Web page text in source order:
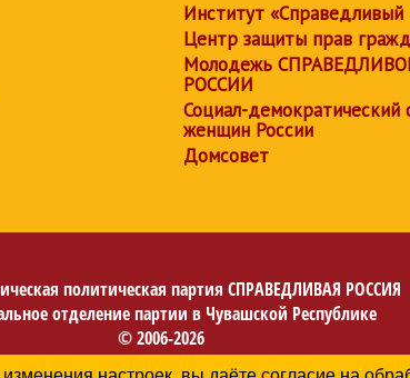
Институт «Справедливый
Центр защиты прав
Молодежь
РОССИИ
Социал-демократический
женщин России
Домсовет
политическая партия СПРАВЕДЛИВАЯ РОССИЯ
отделение партии в Чувашской Республике
© 2006-2026
в отношении обработки персональных данных